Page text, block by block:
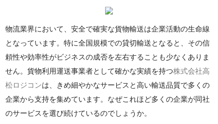
物流業界において、安全で確実な貨物輸送は企業活動の生命線
となっています。特に全国規模での貸切輸送となると、その信
頼性や効率性がビジネスの成否を左右することも少なくありま
せん。貨物利用運送事業者として確かな実績を持つ株式会社高
松ロジコンは、きめ細やかなサービスと高い輸送品質で多くの
企業から支持を集めています。なぜこれほど多くの企業が同社
のサービスを選び続けているのでしょうか。